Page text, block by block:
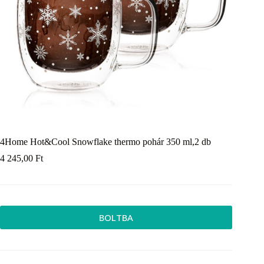
4Home Hot&Cool Snowflake thermo pohár 350 ml,2 db
4 245,00 Ft
BOLTBA